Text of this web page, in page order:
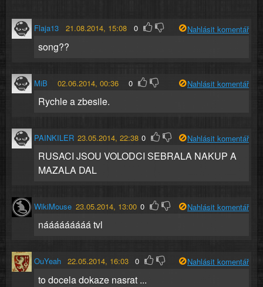
Flaja13 21.08.2014, 15:08 0 Nahlásit komentář
song??
MiB 02.06.2014, 00:36 0 Nahlásit komentář
Rychle a zbesile.
PAINKILER 23.05.2014, 22:38 0 Nahlásit komentář
RUSACI JSOU VOLODCI SEBRALA NAKUP A
MAZALA DAL
WikiMouse 23.05.2014, 13:00 0 Nahlásit komentář
nááááááááá tvl
OuYeah 22.05.2014, 16:03 0 Nahlásit komentář
to docela dokaze nasrat ...